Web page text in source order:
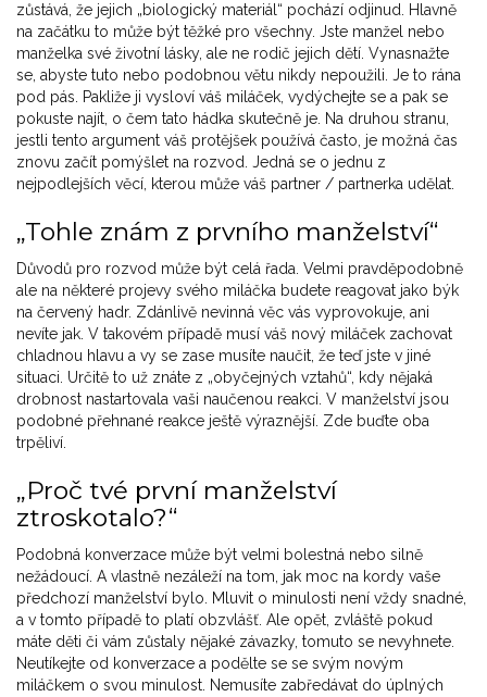
zůstává, že jejich „biologický materiál“ pochází odjinud. Hlavně
na začátku to může být těžké pro všechny. Jste manžel nebo
manželka své životní lásky, ale ne rodič jejich dětí. Vynasnažte
se, abyste tuto nebo podobnou větu nikdy nepoužili. Je to rána
pod pás. Pakliže ji vysloví váš miláček, vydýchejte se a pak se
pokuste najít, o čem tato hádka skutečně je. Na druhou stranu,
jestli tento argument váš protějšek používá často, je možná čas
znovu začít pomýšlet na rozvod. Jedná se o jednu z
nejpodlejších věcí, kterou může váš partner / partnerka udělat.
„Tohle znám z prvního manželství“
Důvodů pro rozvod může být celá řada. Velmi pravděpodobně
ale na některé projevy svého miláčka budete reagovat jako býk
na červený hadr. Zdánlivě nevinná věc vás vyprovokuje, ani
nevíte jak. V takovém případě musí váš nový miláček zachovat
chladnou hlavu a vy se zase musíte naučit, že teď jste v jiné
situaci. Určitě to už znáte z „obyčejných vztahů“, kdy nějaká
drobnost nastartovala vaši naučenou reakci. V manželství jsou
podobné přehnané reakce ještě výraznější. Zde buďte oba
trpěliví.
„Proč tvé první manželství
ztroskotalo?“
Podobná konverzace může být velmi bolestná nebo silně
nežádoucí. A vlastně nezáleží na tom, jak moc na kordy vaše
předchozí manželství bylo. Mluvit o minulosti není vždy snadné,
a v tomto případě to platí obzvlášť. Ale opět, zvláště pokud
máte děti či vám zůstaly nějaké závazky, tomuto se nevyhnete.
Neutíkejte od konverzace a podělte se se svým novým
miláčkem o svou minulost. Nemusíte zabředávat do úplných